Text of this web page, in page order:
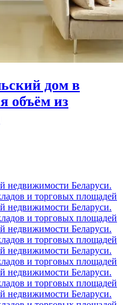
дом в
объём из
недвижимости Беларуси.
и торговых площадей
недвижимости Беларуси.
и торговых площадей
недвижимости Беларуси.
и торговых площадей
недвижимости Беларуси.
и торговых площадей
недвижимости Беларуси.
и торговых площадей
недвижимости Беларуси.